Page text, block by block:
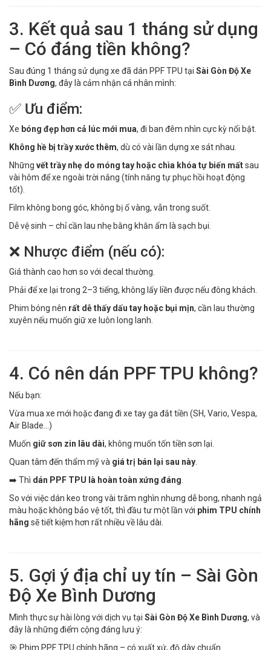
3. Kết quả sau 1 tháng sử dụng
– Có đáng tiền không?
Sau đúng 1 tháng sử dụng xe đã dán PPF TPU tại Sài Gòn Độ Xe
Bình Dương, đây là cảm nhận cá nhân mình:
✅ Ưu điểm:
Xe bóng đẹp hơn cả lúc mới mua, đi ban đêm nhìn cực kỳ nổi bật.
Không hề bị trầy xước thêm, dù có vài lần dựng xe sát nhau.
Những vết trầy nhẹ do móng tay hoặc chìa khóa tự biến mấtsau
vài hôm để xe ngoài trời nắng (tính năng tự phục hồi hoạt động
tốt).
Film không bong góc, không bị ố vàng, vẫn trong suốt.
Dễ vệ sinh – chỉ cần lau nhẹ bằng khăn ẩm là sạch bụi.
❌ Nhược điểm (nếu có):
Giá thành cao hơn so với decal thường.
Phải để xe lại trong 2–3 tiếng, không lấy liền được nếu đông khách.
Phim bóng nên rất dễ thấy dấu tay hoặc bụi mịn, cần lau thường
xuyên nếu muốn giữ xe luôn long lanh.
4. Có nên dán PPF TPU không?
Nếu bạn:
Vừa mua xe mới hoặc đang đi xe tay ga đắt tiền (SH, Vario, Vespa,
Air Blade…)
Muốn giữ sơn zin lâu dài, không muốn tốn tiền sơn lại.
Quan tâm đến thẩm mỹ và giá trị bán lại sau này
➡️ Thì dán PPF TPU là hoàn toàn xứng đáng
So với việc dán keo trong vài trăm nghìn nhưng dễ bong, nhanh ngả
màu hoặc không bảo vệ tốt, thì đầu tư một lần với phim TPU chính
hãng sẽ tiết kiệm hơn rất nhiều về lâu dài.
5. Gợi ý địa chỉ uy tín – Sài Gòn
Độ Xe Bình Dương
Mình thực sự hài lòng với dịch vụ tại Sài Gòn Độ Xe Bình Dương, và
đây là những điểm cộng đáng lưu ý:
🎯 Phim PPF TPU chính hãng – có xuất xứ, độ dày chuẩn.